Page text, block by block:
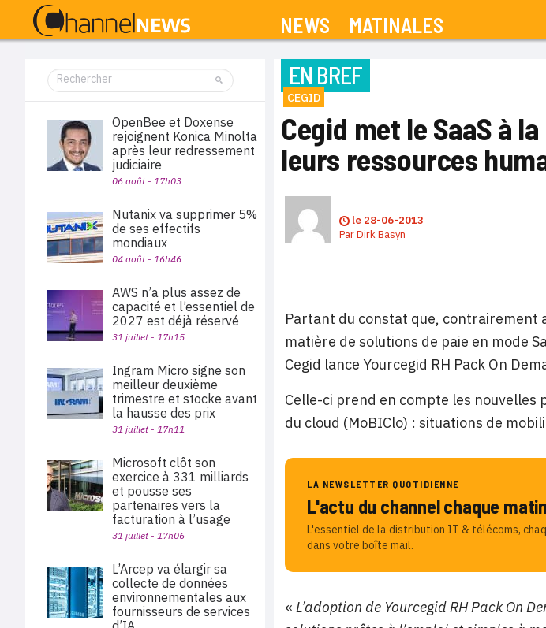
NEWS MATINALES
EN BREF
CEGID
Cegid met le SaaS à
leurs ressources
le 28-06-2013
ParDirk Basyn
Partant du constat que, contrairement
matière de solutions de paie en mode
Cegid lance Yourcegid RH Pack On
Celle-ci prend en compte les nouvelles
du cloud (MoBIClo) : situations de
LA NEWSLETTER QUOTIDIENNE
L'actu du channel chaque matin
L'essentiel de la distribution IT & télécoms,
dans votre boîte mail.
« L’adoption de Yourcegid RH Pack On
OpenBee et Doxense
rejoignent Konica Minolta
après leur redressement
judiciaire
06 août - 17h03
Nutanix va supprimer 5%
de ses effectifs
mondiaux
04 août - 16h46
AWS n’a plus assez de
capacité et l’essentiel de
2027 est déjà réservé
31 juillet - 17h15
Ingram Micro signe son
meilleur deuxième
trimestre et stocke avant
la hausse des prix
31 juillet - 17h11
Microsoft clôt son
exercice à 331 milliards
et pousse ses
partenaires vers la
facturation à l’usage
31 juillet - 17h06
L’Arcep va élargir sa
collecte de données
environnementales aux
fournisseurs de services